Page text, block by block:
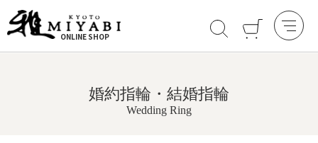
ONLINE SHOP
婚約指輪・結婚指輪
Wedding Ring